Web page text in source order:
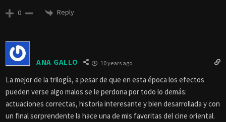
0 Reply
ANA GALLO 10 years ago
La mejor de la trilogía, a pesar de que en esta época los efectos
pueden verse algo malos se le perdona por todo lo demás:
actuaciones correctas, historia interesante y bien desarrollada y con
un final sorprendente la hace una de mis favoritas del cine oriental.